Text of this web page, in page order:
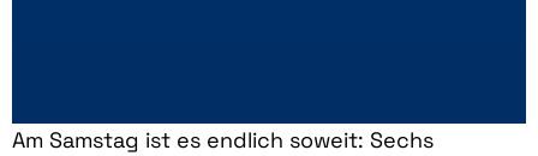
Am Samstag ist es endlich soweit: Sechs